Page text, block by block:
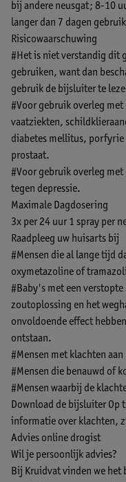
bij andere neusgat; 8-10
langer dan 7 dagen
Risicowaarschuwing
#Het is niet verstandig dit
gebruiken, want dan
gebruik de bijsluiter te
#Voor gebruik overleg
vaatziekten,
diabetes mellitus,
prostaat.
#Voor gebruik overleg
tegen depressie.
Maximale Dagdosering
3x per 24 uur 1 spray per
Raadpleeg uw huisarts bij
#Mensen die al lange tijd
oxymetazoline of
#Baby's met een
zoutoplossing en het
onvoldoende effect
ontstaan.
#Mensen met klachten
#Mensen die benauwd of
#Mensen waarbij de
Download de bijsluiter Op
informatie over klachten,
Advies online drogist
Wil je persoonlijk advies?
Bij Kruidvat vinden we